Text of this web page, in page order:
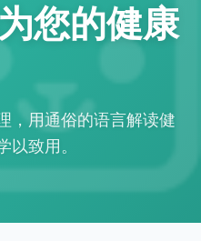
您的健康
，用通俗的语言解读健
以致用。